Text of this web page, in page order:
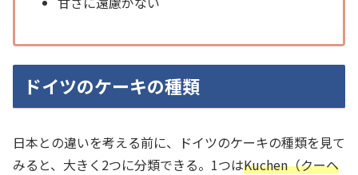
ドイツのケーキの種類
日本との違いを考える前に、ドイツのケーキの種類を見て
みると、大きく2つに分類できる。1つはKuchen（クーヘ